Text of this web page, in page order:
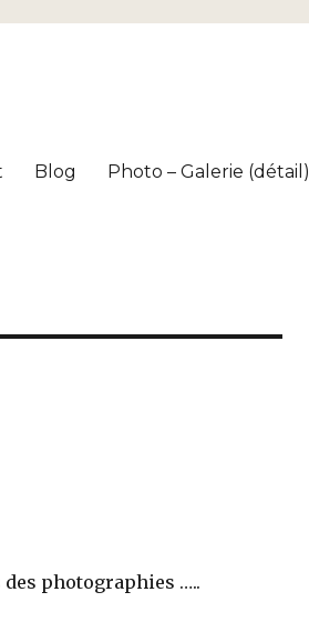
Blog Photo – Galerie (détail)
photographies …..